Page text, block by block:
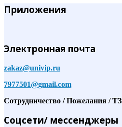
Приложения
Электронная почта
zakaz@univip.ru
7977501@gmail.com
Сотрудничество / Пожелания / ТЗ
Соцсети/ мессенджеры